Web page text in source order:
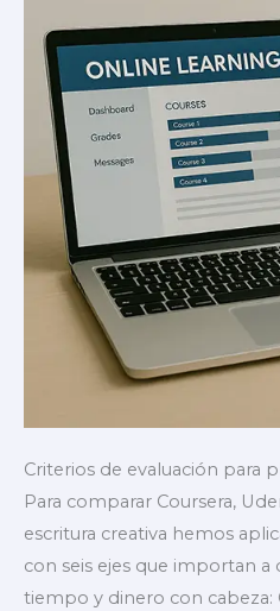
Criterios de evaluación para
Para comparar Coursera,
escritura creativa hemos
con seis ejes que importan a
tiempo y dinero con cabeza: